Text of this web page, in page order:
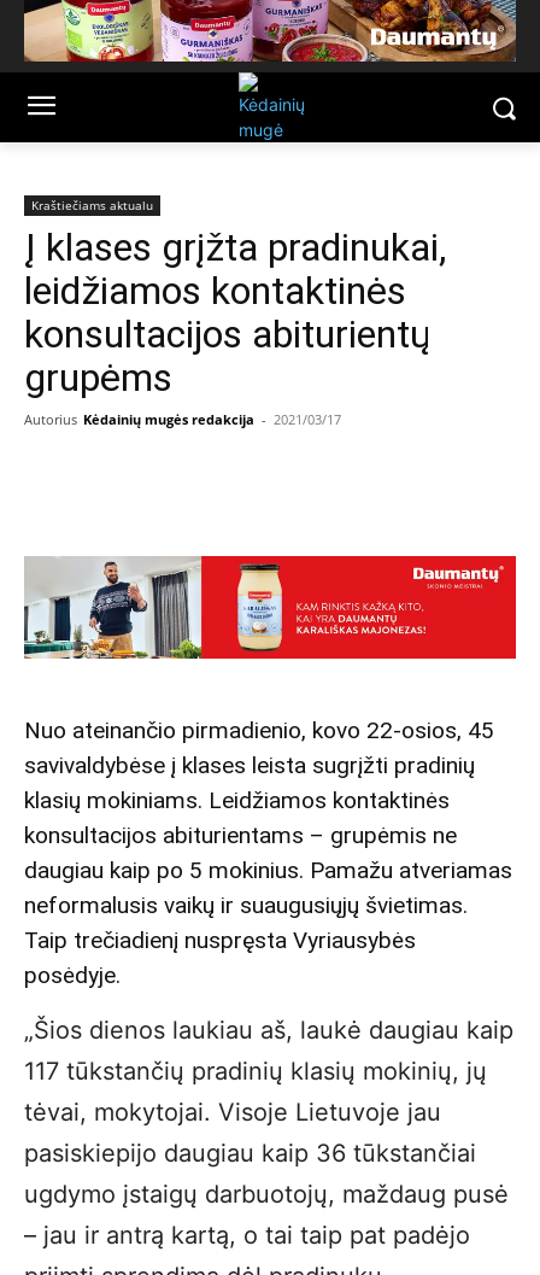
Kraštiečiams aktualu
Į klases grįžta pradinukai,
leidžiamos kontaktinės
konsultacijos abiturientų
grupėms
Autorius Kėdainių mugės redakcija - 2021/03/17
Nuo ateinančio pirmadienio, kovo 22-osios, 45
savivaldybėse į klases leista sugrįžti pradinių
klasių mokiniams. Leidžiamos kontaktinės
konsultacijos abiturientams – grupėmis ne
daugiau kaip po 5 mokinius. Pamažu atveriamas
neformalusis vaikų ir suaugusiųjų švietimas.
Taip trečiadienį nuspręsta Vyriausybės
posėdyje.
„Šios dienos laukiau aš, laukė daugiau kaip
117 tūkstančių pradinių klasių mokinių, jų
tėvai, mokytojai. Visoje Lietuvoje jau
pasiskiepijo daugiau kaip 36 tūkstančiai
ugdymo įstaigų darbuotojų, maždaug pusė
– jau ir antrą kartą, o tai taip pat padėjo